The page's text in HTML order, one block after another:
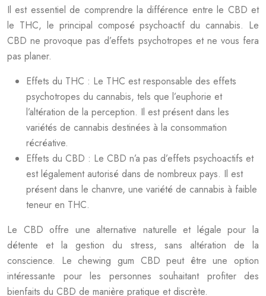
Il est essentiel de comprendre la différence entre le CBD et
le THC, le principal composé psychoactif du cannabis. Le
CBD ne provoque pas d’effets psychotropes et ne vous fera
pas planer.
Effets du THC : Le THC est responsable des effets
psychotropes du cannabis, tels que l’euphorie et
l’altération de la perception. Il est présent dans les
variétés de cannabis destinées à la consommation
récréative.
Effets du CBD : Le CBD n’a pas d’effets psychoactifs et
est légalement autorisé dans de nombreux pays. Il est
présent dans le chanvre, une variété de cannabis à faible
teneur en THC.
Le CBD offre une alternative naturelle et légale pour la
détente et la gestion du stress, sans altération de la
conscience. Le chewing gum CBD peut être une option
intéressante pour les personnes souhaitant profiter des
bienfaits du CBD de manière pratique et discrète.